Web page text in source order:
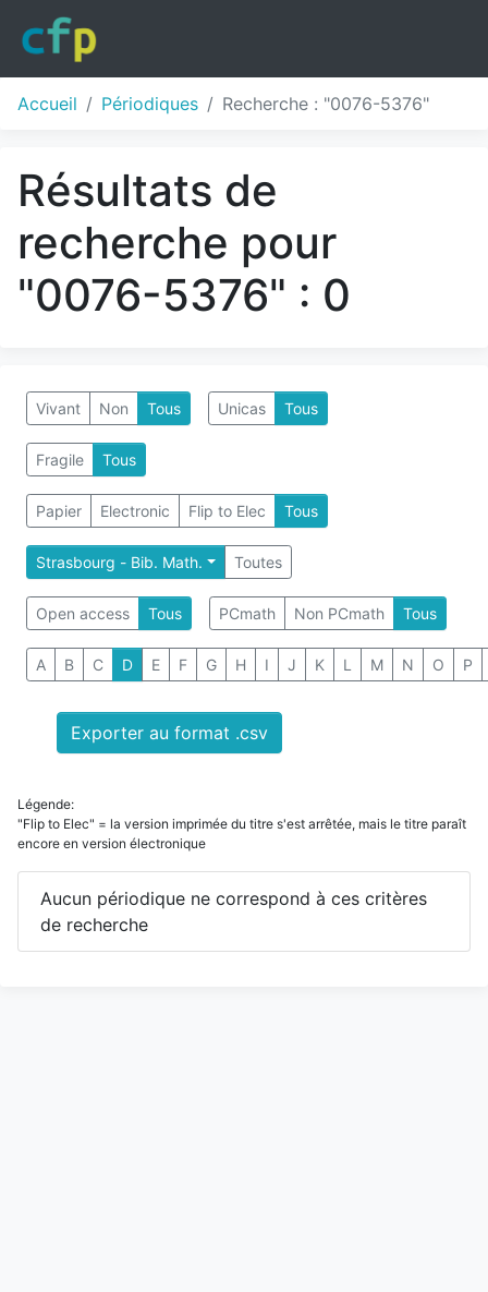
Accueil Périodiques Recherche : "0076-5376"
Résultats de
recherche pour
"0076-5376" : 0
Vivant Non Tous Unicas Tous
Fragile Tous
Papier Electronic Flip to Elec Tous
Strasbourg - Bib. Math. Toutes
Open access Tous PCmath Non PCmath Tous
A B C D E F G H I J K L M N O P
Exporter au format .csv
Légende:
"Flip to Elec" = la version imprimée du titre s'est arrêtée, mais le titre paraît
encore en version électronique
Aucun périodique ne correspond à ces critères
de recherche